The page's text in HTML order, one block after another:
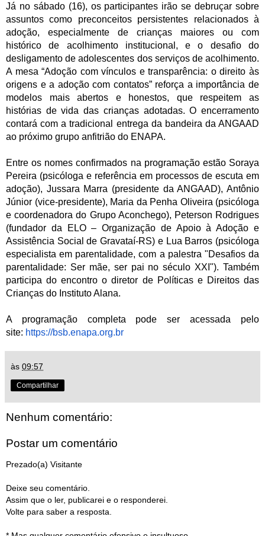
Já no sábado (16), os participantes irão se debruçar sobre
assuntos como preconceitos persistentes relacionados à
adoção, especialmente de crianças maiores ou com
histórico de acolhimento institucional, e o desafio do
desligamento de adolescentes dos serviços de acolhimento.
A mesa “Adoção com vínculos e transparência: o direito às
origens e a adoção com contatos” reforça a importância de
modelos mais abertos e honestos, que respeitem as
histórias de vida das crianças adotadas. O encerramento
contará com a tradicional entrega da bandeira da ANGAAD
ao próximo grupo anfitrião do ENAPA.
Entre os nomes confirmados na programação estão Soraya
Pereira (psicóloga e referência em processos de escuta em
adoção), Jussara Marra (presidente da ANGAAD), Antônio
Júnior (vice-presidente), Maria da Penha Oliveira (psicóloga
e coordenadora do Grupo Aconchego), Peterson Rodrigues
(fundador da ELO – Organização de Apoio à Adoção e
Assistência Social de Gravataí-RS) e Lua Barros (psicóloga
especialista em parentalidade, com a palestra "Desafios da
parentalidade: Ser mãe, ser pai no século XXI"). Também
participa do encontro o diretor de Políticas e Direitos das
Crianças do Instituto Alana.
A programação completa pode ser acessada pelo
site: https://bsb.enapa.org.br
às 09:57
Compartilhar
Nenhum comentário:
Postar um comentário
Prezado(a) Visitante
Deixe seu comentário.
Assim que o ler, publicarei e o responderei.
Volte para saber a resposta.